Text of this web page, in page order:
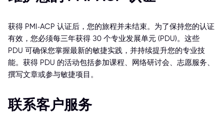
获得 PMI-ACP 认证后，您的旅程并未结束。为了保持您的认证
有效，您必须每三年获得 30 个专业发展单元 (PDU)。这些
PDU 可确保您掌握最新的敏捷实践，并持续提升您的专业技
能。获得 PDU 的活动包括参加课程、网络研讨会、志愿服务、
撰写文章或参与敏捷项目。
联系客户服务